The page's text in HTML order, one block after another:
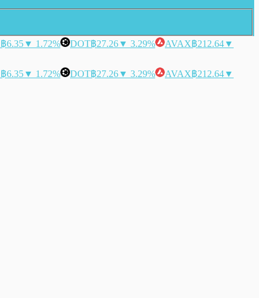
฿6.35▼ 1.72% DOT฿27.26▼ 3.29% AVAX฿212.64▼
฿6.35▼ 1.72% DOT฿27.26▼ 3.29% AVAX฿212.64▼